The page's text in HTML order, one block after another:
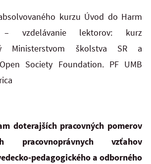
kurzu Úvod do Harm
– vzdelávanie lektorov: kurz
Ministerstvom školstva SR a
Society Foundation. PF UMB
doterajších pracovných pomerov
pracovnoprávnych vzťahov
pedagogického a odborného